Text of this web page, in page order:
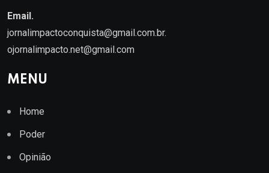
Email.
jornalimpactoconquista@gmail.com.br.
ojornalimpacto.net@gmail.com
MENU
Home
Poder
Opinião